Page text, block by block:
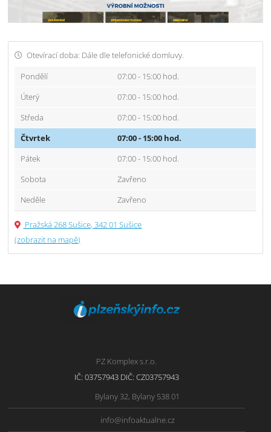
Otevírací doba: Dále dle telefonické domluvy.
Pondělí
07:00 - 15:00 hod.
Úterý
07:00 - 15:00 hod.
Středa
07:00 - 15:00 hod.
Čtvrtek
07:00 - 15:00 hod.
Pátek
07:00 - 15:00 hod.
Sobota
Zavřeno
Neděle
Zavřeno
Pražská 268 Sušice, 342 01 Sušice
(zobrazit na mapě)
PZ Komplex s.r.o.
IČ: 03757943 DIČ: CZ03757943
Bylany 32, Bylany 538 01
info@infoaktualne.cz